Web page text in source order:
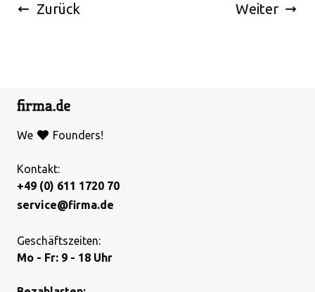
Zurück Weiter
We Founders!
Kontakt:
+49 (0) 611 1720 70
service@firma.de
Geschäftszeiten:
Mo - Fr: 9 - 18 Uhr